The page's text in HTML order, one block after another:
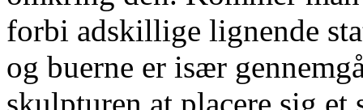
forbi adskillige lignende
og buerne er især